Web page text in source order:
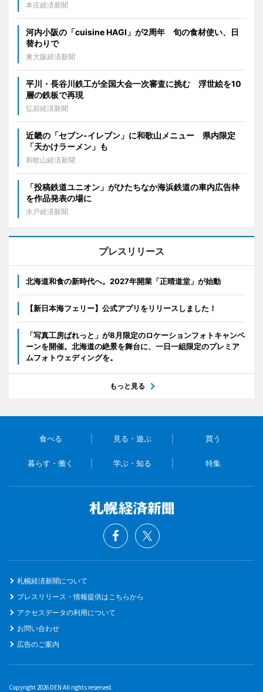
本庄経済新聞
河内小阪の「cuisine HAGI」が2周年 旬の食材使い、日
替わりで
東大阪経済新聞
平川・長谷川鉄工が全国大会一次審査に挑む 浮世絵を10
層の鉄板で再現
弘前経済新聞
近畿の「セブン-イレブン」に和歌山メニュー 県内限定
「天かけラーメン」も
和歌山経済新聞
「投稿鉄道ユニオン」がひたちなか海浜鉄道の車内広告枠
を作品発表の場に
水戸経済新聞
プレスリリース
北海道和食の新時代へ。2027年開業「正晴道堂」が始動
【新日本海フェリー】公式アプリをリリースしました！
「写真工房ぱれっと」が8月限定のロケーションフォトキャンペ
ーンを開催。北海道の絶景を舞台に、一日一組限定のプレミア
ムフォトウェディングを。
もっと見る
食べる 見る・遊ぶ 買う
暮らす・働く 学ぶ・知る 特集
札幌経済新聞について
プレスリリース・情報提供はこちらから
アクセスデータの利用について
お問い合わせ
広告のご案内
Copyright 2026 DEN All rights reserved.